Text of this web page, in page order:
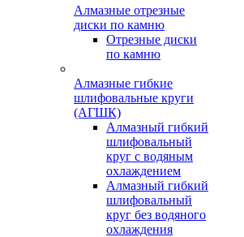
Алмазные отрезные
диски по камню
Отрезные диски
по камню
Алмазные гибкие
шлифовальные круги
(АГШК)
Алмазный гибкий
шлифовальный
круг с водяным
охлаждением
Алмазный гибкий
шлифовальный
круг без водяного
охлаждения